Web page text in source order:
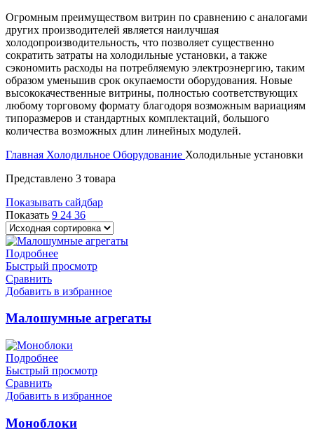
Огромным преимуществом витрин по сравнению с аналогами
других производителей является наилучшая
холодопроизводительность, что позволяет существенно
сократить затраты на холодильные установки, а также
сэкономить расходы на потребляемую электроэнергию, таким
образом уменьшив срок окупаемости оборудования. Новые
высококачественные витрины, полностью соответствующих
любому торговому формату благодоря возможным вариациям
типоразмеров и стандартных комплектаций, большого
количества возможных длин линейных модулей.
Главная Холодильное Оборудование Холодильные установки
Представлено 3 товара
Показывать сайдбар
Показать 9 24 36
Подробнее
Быстрый просмотр
Сравнить
Добавить в избранное
Малошумные агрегаты
Подробнее
Быстрый просмотр
Сравнить
Добавить в избранное
Моноблоки